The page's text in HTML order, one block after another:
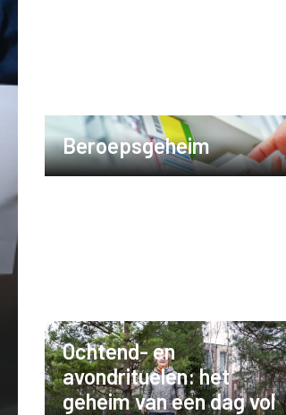
Beroepsgeheim
Ochtend- en
avondrituelen: het
geheim van een dag vol